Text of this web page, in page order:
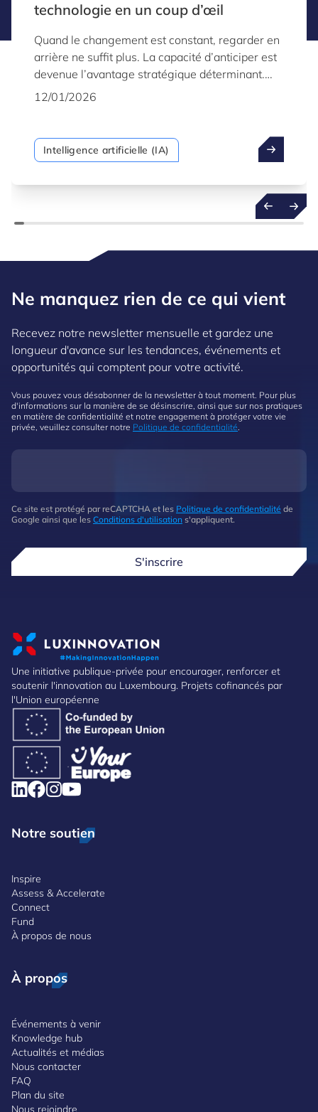
technologie en un coup d’œil
Quand le changement est constant, regarder en
arrière ne suffit plus. La capacité d’anticiper est
devenue l’avantage stratégique déterminant.
C’est la puissance de l’IA prédictive – une
une posture proactive, en utilisant les vastes
quantités de données qu’elles génèrent, non
12/01/2026
Intelligence artificielle (IA)
Ne manquez rien de ce qui vient
Recevez notre newsletter mensuelle et gardez une
longueur d'avance sur les tendances, événements et
opportunités qui comptent pour votre activité.
Vous pouvez vous désabonner de la newsletter à tout moment. Pour plus
d'informations sur la manière de se désinscrire, ainsi que sur nos pratiques
en matière de confidentialité et notre engagement à protéger votre vie
privée, veuillez consulter notre Politique de confidentialité.
Ce site est protégé par reCAPTCHA et les Politique de confidentialité de
Google ainsi que les Conditions d'utilisation s'appliquent.
S'inscrire
Une initiative publique-privée pour encourager, renforcer et
soutenir l'innovation au Luxembourg. Projets cofinancés par
l'Union européenne
Notre soutien
Inspire
Assess & Accelerate
Connect
Fund
À propos de nous
À propos
Événements à venir
Knowledge hub
Actualités et médias
Nous contacter
FAQ
Plan du site
Nous rejoindre